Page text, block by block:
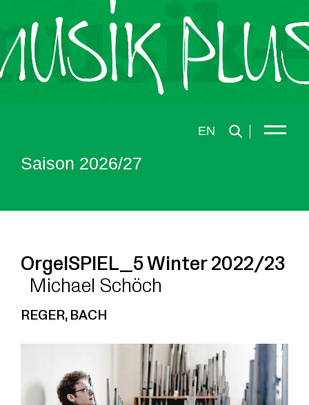
Saison 2026/27
EN
OrgelSPIEL_5 Winter 2022/23
Michael Schöch
REGER, BACH